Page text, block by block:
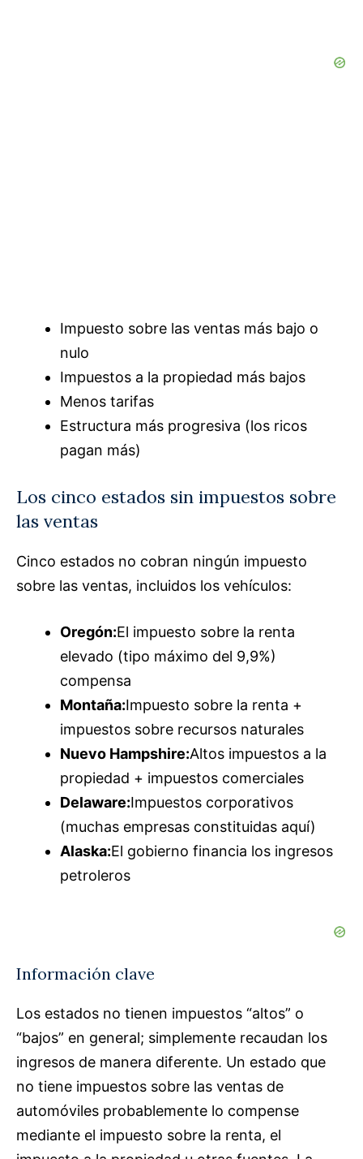
Impuesto sobre las ventas más bajo o
nulo
Impuestos a la propiedad más bajos
Menos tarifas
Estructura más progresiva (los ricos
pagan más)
Los cinco estados sin impuestos sobre
las ventas
Cinco estados no cobran ningún impuesto
sobre las ventas, incluidos los vehículos:
Oregón:El impuesto sobre la renta
elevado (tipo máximo del 9,9%)
compensa
Montaña:Impuesto sobre la renta +
impuestos sobre recursos naturales
Nuevo Hampshire:Altos impuestos a la
propiedad + impuestos comerciales
Delaware:Impuestos corporativos
(muchas empresas constituidas aquí)
Alaska:El gobierno financia los ingresos
petroleros
Información clave
Los estados no tienen impuestos “altos” o
“bajos” en general; simplemente recaudan los
ingresos de manera diferente. Un estado que
no tiene impuestos sobre las ventas de
automóviles probablemente lo compense
mediante el impuesto sobre la renta, el